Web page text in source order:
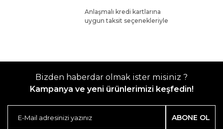
Anlaşmalı kredi kartlarına
uygun taksit seçenekleriyle
Bizden haberdar olmak ister misiniz ?
Kampanya ve yeni ürünlerimizi keşfedin!
ABONE OL